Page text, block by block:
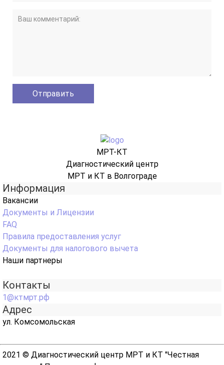
МРТ-КТ
Диагностический центр
МРТ и КТ в Волгограде
Информация
Вакансии
Документы и Лицензии
FAQ
Правила предоставления услуг
Документы для налогового вычета
Наши партнеры
Контакты
1@ктмрт.рф
Адрес
ул. Комсомольская
2021 © Диагностический центр МРТ и КТ "Честная